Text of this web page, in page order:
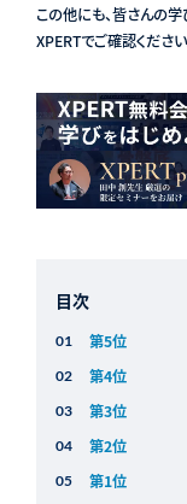
この他にも、皆さんの
XPERTでご確認ください
目次
第5位
第4位
第3位
第2位
第1位